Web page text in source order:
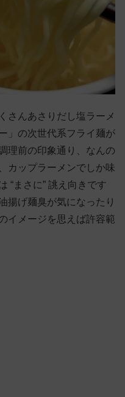
さんあさりだし塩ラーメ
」の次世代系フライ麺が
理前の印象通り、なんの
カップラーメンでしか味
“まさに” 誂え向きです
揚げ麺臭が気になったり
イメージを思えば許容範